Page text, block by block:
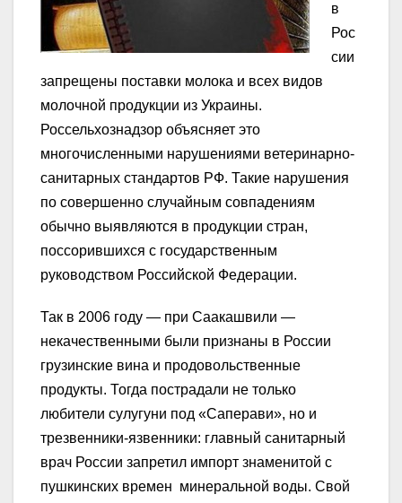
в
Рос
сии
запрещены поставки молока и всех видов
молочной продукции из Украины.
Россельхознадзор объясняет это
многочисленными нарушениями ветеринарно-
санитарных стандартов РФ. Такие нарушения
по совершенно случайным совпадениям
обычно выявляются в продукции стран,
поссорившихся с государственным
руководством Российской Федерации.
Так в 2006 году — при Саакашвили —
некачественными были признаны в России
грузинские вина и продовольственные
продукты. Тогда пострадали не только
любители сулугуни под «Саперави», но и
трезвенники-язвенники: главный санитарный
врач России запретил импорт знаменитой с
пушкинских времен минеральной воды. Свой